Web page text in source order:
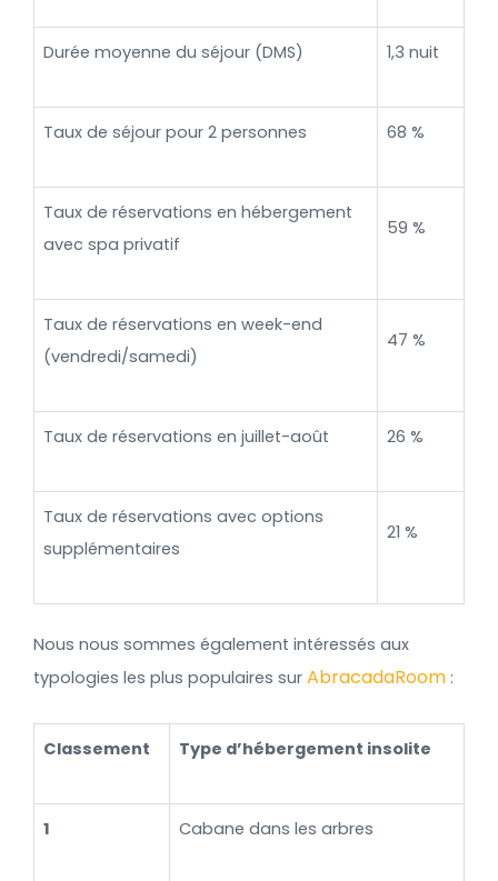
Durée moyenne du séjour (DMS) 1,3 nuit
Taux de séjour pour 2 personnes 68 %
Taux de réservations en hébergement
avec spa privatif
59 %
Taux de réservations en week-end
(vendredi/samedi)
47 %
Taux de réservations en juillet-août 26 %
Taux de réservations avec options
supplémentaires
21 %
Nous nous sommes également intéressés aux
typologies les plus populaires sur AbracadaRoom :
Classement Type d’hébergement insolite
1 Cabane dans les arbres